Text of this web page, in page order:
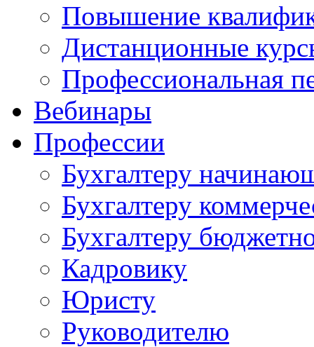
Повышение
Дистанционные
Профессиональная
Вебинары
Профессии
Бухгалтеру
Бухгалтеру
Бухгалтеру
Кадровику
Юристу
Руководителю